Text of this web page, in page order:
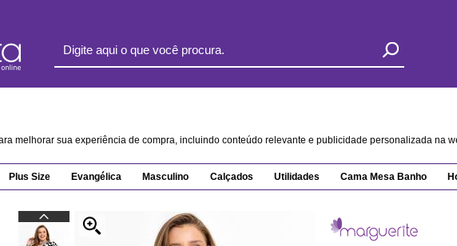
melhorar sua experiência de compra, incluindo conteúdo relevante e publicidade personalizada na
Plus Size Evangélica Masculino Calçados Utilidades Cama Mesa Banho